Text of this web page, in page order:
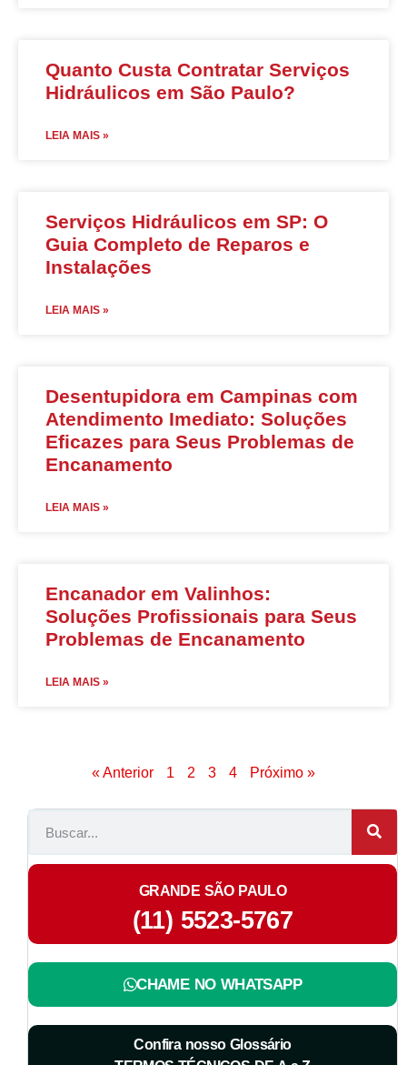
Quanto Custa Contratar Serviços
Hidráulicos em São Paulo?
LEIA MAIS »
Serviços Hidráulicos em SP: O
Guia Completo de Reparos e
Instalações
LEIA MAIS »
Desentupidora em Campinas com
Atendimento Imediato: Soluções
Eficazes para Seus Problemas de
Encanamento
LEIA MAIS »
Encanador em Valinhos:
Soluções Profissionais para Seus
Problemas de Encanamento
LEIA MAIS »
« Anterior 1 2 3 4 Próximo »
GRANDE SÃO PAULO
(11) 5523-5767
CHAME NO WHATSAPP
Confira nosso Glossário